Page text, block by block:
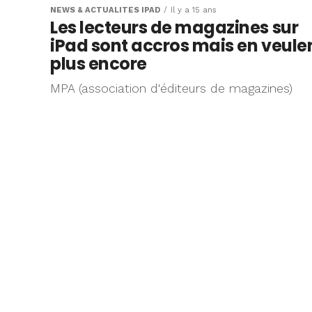
NEWS & ACTUALITÉS IPAD Il y a 15 ans
Les lecteurs de magazines sur
iPad sont accros mais en
plus encore
MPA (association d'éditeurs de magazines)